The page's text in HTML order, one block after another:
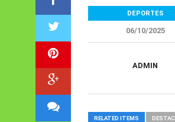
DEPORTES
06/10/2025
ADMIN
RELATED ITEMS